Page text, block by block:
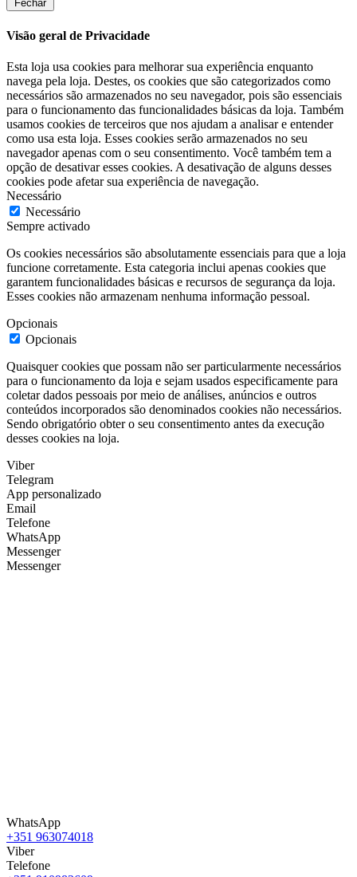
Fechar
Visão geral de Privacidade
Esta loja usa cookies para melhorar sua experiência enquanto
navega pela loja. Destes, os cookies que são categorizados como
necessários são armazenados no seu navegador, pois são essenciais
para o funcionamento das funcionalidades básicas da loja. Também
usamos cookies de terceiros que nos ajudam a analisar e entender
como usa esta loja. Esses cookies serão armazenados no seu
navegador apenas com o seu consentimento. Você também tem a
opção de desativar esses cookies. A desativação de alguns desses
cookies pode afetar sua experiência de navegação.
Necessário
Necessário
Sempre activado
Os cookies necessários são absolutamente essenciais para que a loja
funcione corretamente. Esta categoria inclui apenas cookies que
garantem funcionalidades básicas e recursos de segurança da loja.
Esses cookies não armazenam nenhuma informação pessoal.
Opcionais
Opcionais
Quaisquer cookies que possam não ser particularmente necessários
para o funcionamento da loja e sejam usados especificamente para
coletar dados pessoais por meio de análises, anúncios e outros
conteúdos incorporados são denominados cookies não necessários.
Sendo obrigatório obter o seu consentimento antes da execução
desses cookies na loja.
Viber
Telegram
App personalizado
Email
Telefone
WhatsApp
Messenger
Messenger
WhatsApp
+351 963074018
Viber
Telefone